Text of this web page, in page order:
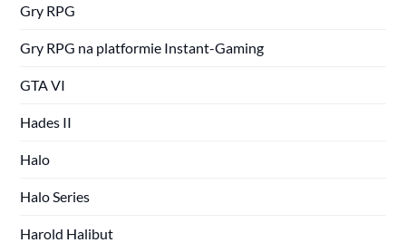
Gry RPG
Gry RPG na platformie Instant-Gaming
GTA VI
Hades II
Halo
Halo Series
Harold Halibut